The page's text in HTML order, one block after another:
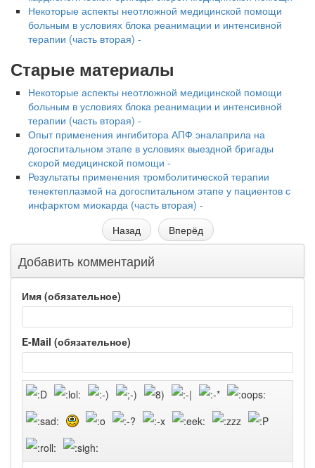
Некоторые аспекты неотложной медицинской помощи
больным в условиях блока реанимации и интенсивной
терапии (часть вторая) -
Старые материалы
Некоторые аспекты неотложной медицинской помощи
больным в условиях блока реанимации и интенсивной
терапии (часть вторая) -
Опыт применения ингибитора АПФ эналаприла на
догоспитальном этапе в условиях выездной бригады
скорой медицинской помощи -
Результаты применения тромболитической терапии
тенектеплазмой на догоспитальном этапе у пациентов с
инфарктом миокарда (часть вторая) -
Назад
Вперёд
Добавить комментарий
Имя (обязательное)
E-Mail (обязательное)